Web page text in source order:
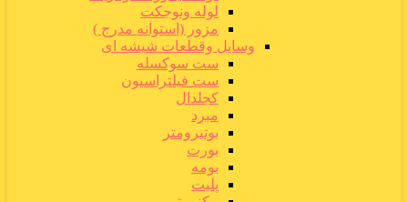
لوله ونوجکت
مزور (استوانه مدرج )
وسایل وقطعات شیشه ای
ست سوکسله
ست فیلتراسیون
کجلدال
مبرد
بوتیرومتر
بورت
بومه
پلیت